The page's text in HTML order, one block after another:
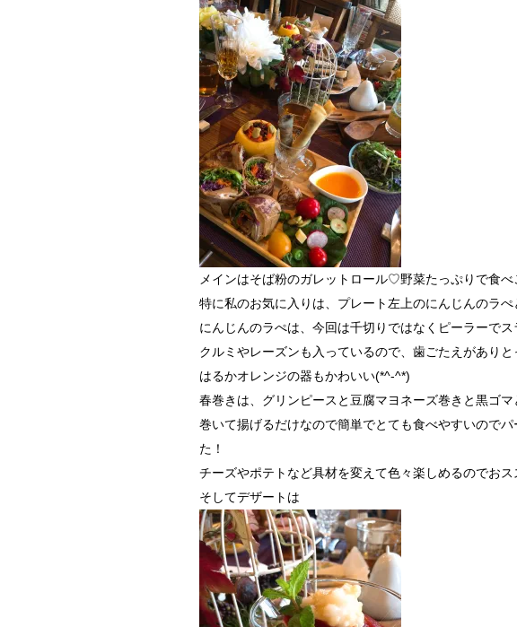
メインはそば粉のガレットロール♡野菜たっぷりで食べ
特に私のお気に入りは、プレート左上のにんじんのラ
にんじんのラぺは、今回は千切りではなくピーラーでス
クルミやレーズンも入っているので、歯ごたえがあり
はるかオレンジの器もかわいい(*^-^*)
春巻きは、グリンピースと豆腐マヨネーズ巻きと黒ゴマ
巻いて揚げるだけなので簡単でとても食べやすいので
た！
チーズやポテトなど具材を変えて色々楽しめるのでおス
そしてデザートは